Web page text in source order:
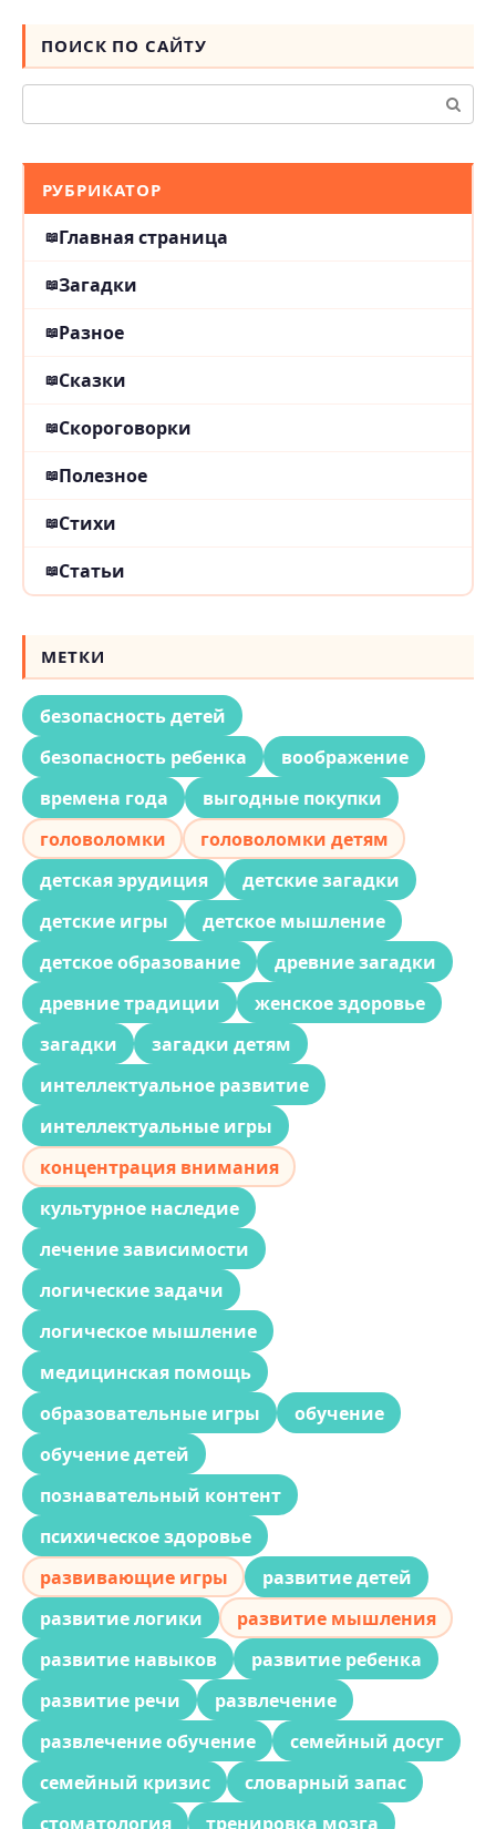
ПОИСК ПО САЙТУ
РУБРИКАТОР
Главная страница
Загадки
Разное
Сказки
Скороговорки
Полезное
Стихи
Статьи
МЕТКИ
безопасность детей
безопасность ребенка
воображение
времена года
выгодные покупки
головоломки
головоломки детям
детская эрудиция
детские загадки
детские игры
детское мышление
детское образование
древние загадки
древние традиции
женское здоровье
загадки
загадки детям
интеллектуальное развитие
интеллектуальные игры
концентрация внимания
культурное наследие
лечение зависимости
логические задачи
логическое мышление
медицинская помощь
образовательные игры
обучение
обучение детей
познавательный контент
психическое здоровье
развивающие игры
развитие детей
развитие логики
развитие мышления
развитие навыков
развитие ребенка
развитие речи
развлечение
развлечение обучение
семейный досуг
семейный кризис
словарный запас
стоматология
тренировка мозга